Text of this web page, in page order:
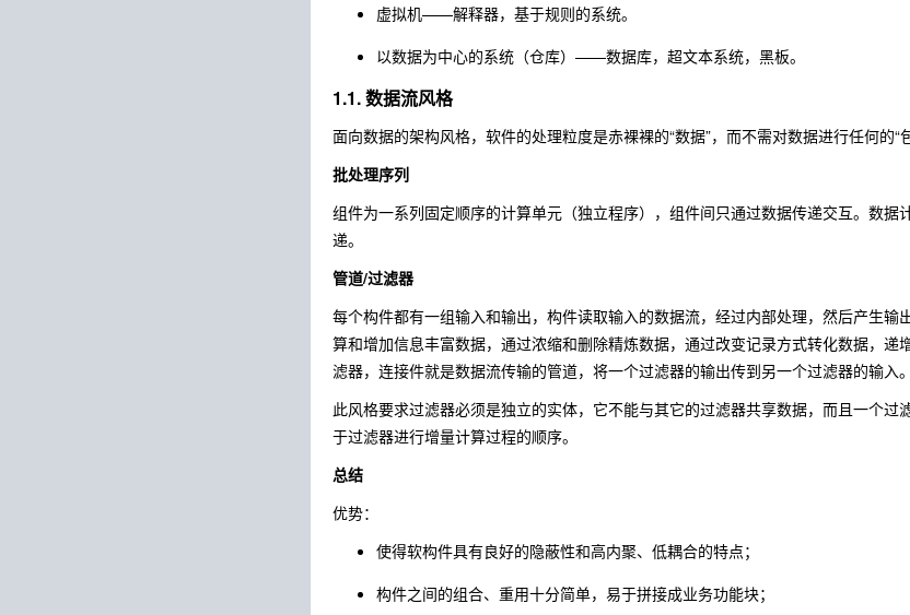
虚拟机——解释器，基于规则的系统。
以数据为中心的系统（仓库）——数据库，超文本系统，黑板。
1.1. 数据流风格
面向数据的架构风格，软件的处理粒度是赤裸裸的“数据”，而不需对数据进行任何的“包
批处理序列
组件为一系列固定顺序的计算单元（独立程序），组件间只通过数据传递交互。数
递。
管道/过滤器
每个构件都有一组输入和输出，构件读取输入的数据流，经过内部处理，然后产生
算和增加信息丰富数据，通过浓缩和删除精炼数据，通过改变记录方式转化数据，
滤器，连接件就是数据流传输的管道，将一个过滤器的输出传到另一个过滤器的输入。
此风格要求过滤器必须是独立的实体，它不能与其它的过滤器共享数据，而且一个
于过滤器进行增量计算过程的顺序。
总结
优势：
使得软构件具有良好的隐蔽性和高内聚、低耦合的特点；
构件之间的组合、重用十分简单，易于拼接成业务功能块；